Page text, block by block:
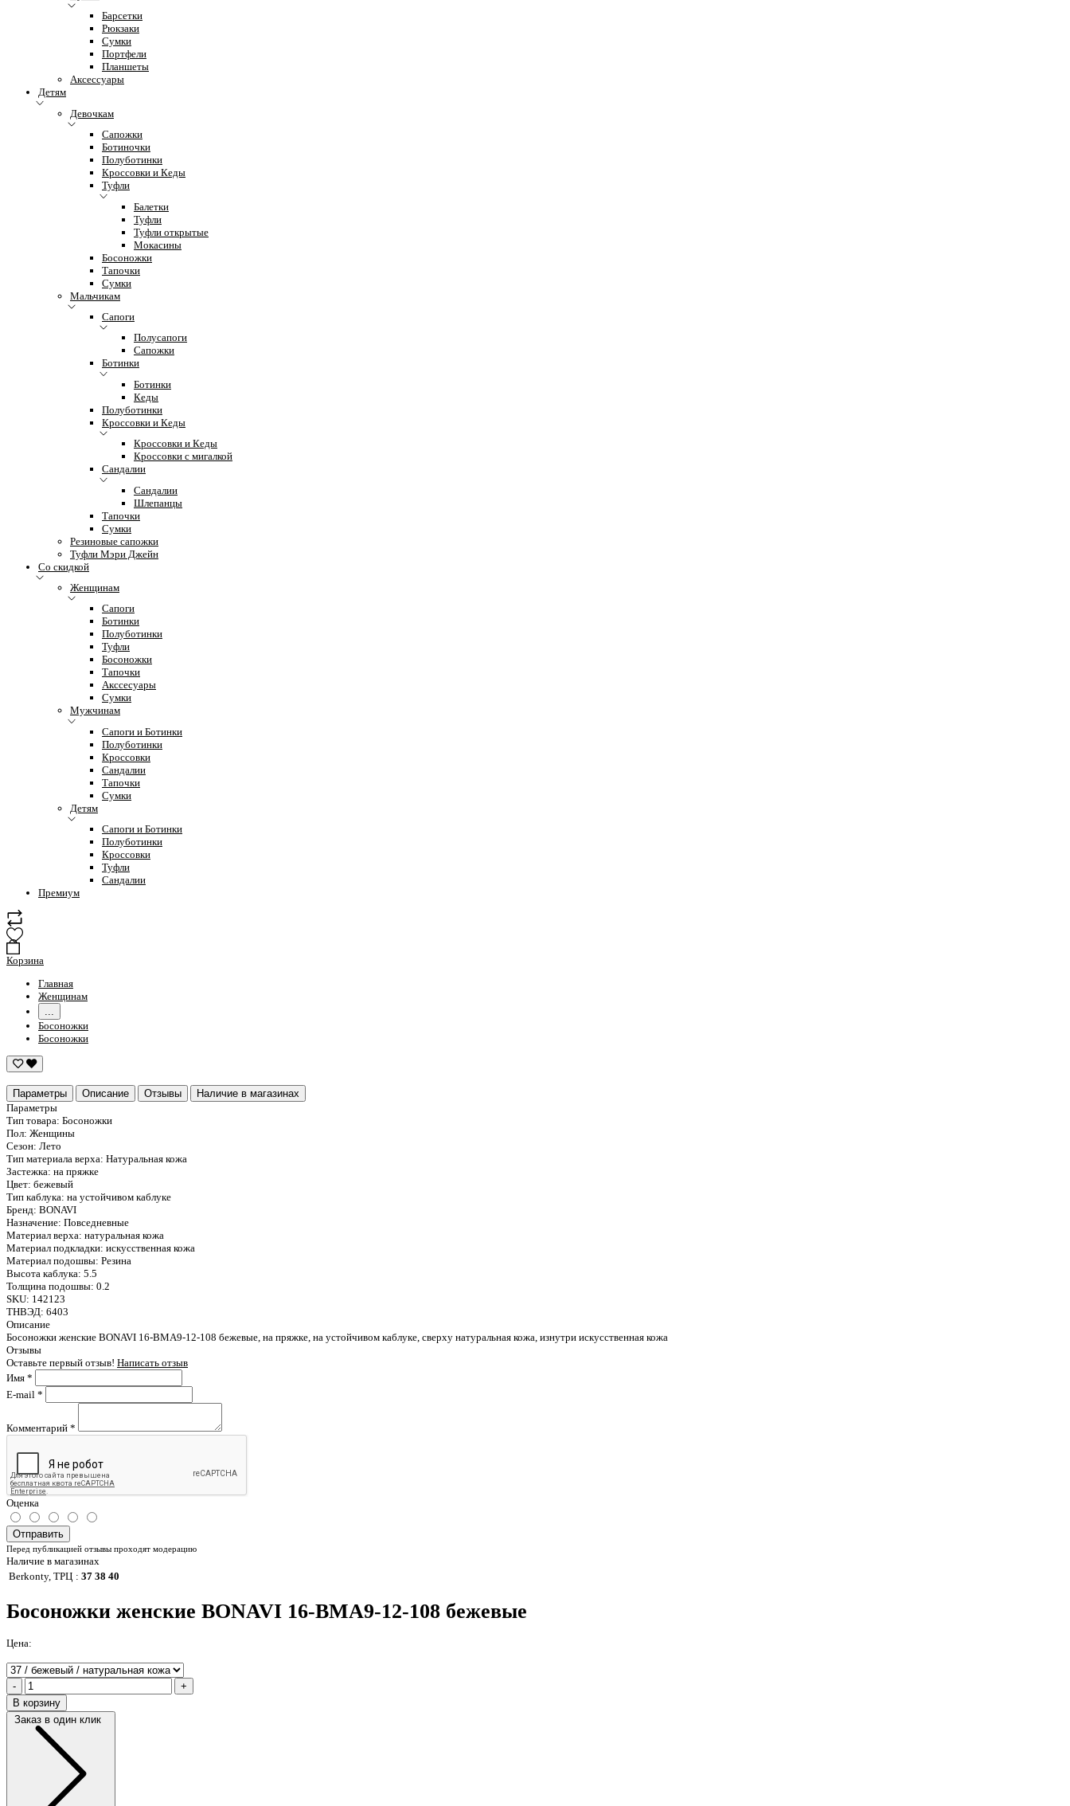
Барсетки
Рюкзаки
Сумки
Портфели
Планшеты
Аксессуары
Детям
Девочкам
Сапожки
Ботиночки
Полуботинки
Кроссовки и Кеды
Туфли
Балетки
Туфли
Туфли открытые
Мокасины
Босоножки
Тапочки
Сумки
Мальчикам
Сапоги
Полусапоги
Сапожки
Ботинки
Ботинки
Кеды
Полуботинки
Кроссовки и Кеды
Кроссовки и Кеды
Кроссовки с мигалкой
Сандалии
Сандалии
Шлепанцы
Тапочки
Сумки
Резиновые сапожки
Туфли Мэри Джейн
Со скидкой
Женщинам
Сапоги
Ботинки
Полуботинки
Туфли
Босоножки
Тапочки
Акссесуары
Сумки
Мужчинам
Сапоги и Ботинки
Полуботинки
Кроссовки
Сандалии
Тапочки
Сумки
Детям
Сапоги и Ботинки
Полуботинки
Кроссовки
Туфли
Сандалии
Премиум
Корзина
Главная
Женщинам
...
Босоножки
Босоножки
Параметры Описание Отзывы
Наличие в магазинах
Параметры
Тип товара: Босоножки
Пол: Женщины
Сезон: Лето
Тип материала верха: Натуральная кожа
Застежка: на пряжке
Цвет: бежевый
Тип каблука: на устойчивом каблуке
Бренд: BONAVI
Назначение: Повседневные
Материал верха: натуральная кожа
Материал подкладки: искусственная кожа
Материал подошвы: Резина
Высота каблука: 5.5
Толщина подошвы: 0.2
SKU: 142123
ТНВЭД: 6403
Описание
Босоножки женские BONAVI 16-BMA9-12-108 бежевые, на пряжке, на устойчивом каблуке, сверху натуральная кожа, изнутри искусственная кожа
Отзывы
Оставьте первый отзыв! Написать отзыв
Имя *
E-mail *
Комментарий *
Оценка
Отправить
Перед публикацией отзывы проходят модерацию
Наличие в магазинах
Berkonty, ТРЦ : 37 38 40
Босоножки женские BONAVI 16-BMA9-12-108 бежевые
Цена:
-
+
В корзину
Заказ в один клик